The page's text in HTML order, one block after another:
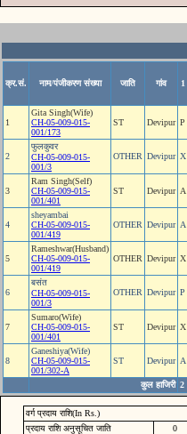
क्र.सं. नाम/पंजीकरण संख्या जाति गांव 1
1
Gita Singh(Wife)
CH-05-009-015-
001/173
ST Devipur P
2
फुलकुवर
CH-05-009-015-
001/3
OTHER Devipur X
3
Ram Singh(Self)
CH-05-009-015-
001/401
ST Devipur A
4
sheyambai
CH-05-009-015-
001/419
OTHER Devipur A
5
Rameshwar(Husband)
CH-05-009-015-
001/419
OTHER Devipur X
6
बसंत
CH-05-009-015-
001/3
OTHER Devipur P
7
Sumaro(Wife)
CH-05-009-015-
001/401
ST Devipur X
8
Ganeshiya(Wife)
CH-05-009-015-
001/302-A
ST Devipur A
कुल हाजिरी 2
वर्ग प्रदाय राशि(In Rs.)
प्रदाय राशि अनुसूचित जाति
0